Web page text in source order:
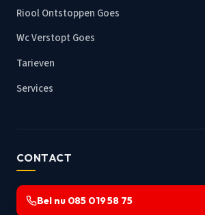
Riool Ontstoppen Goes
Wc Verstopt Goes
Tarieven
Services
CONTACT
Bel nu 085 019 58 75